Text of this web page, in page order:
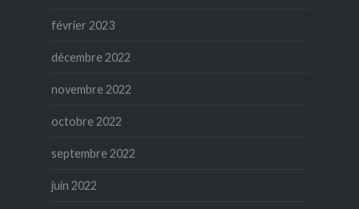
février 2023
décembre 2022
novembre 2022
octobre 2022
septembre 2022
juin 2022